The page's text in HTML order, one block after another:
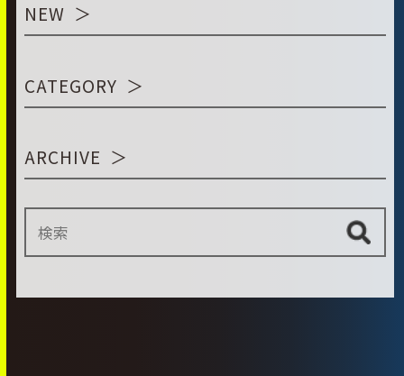
NEW
CATEGORY
ARCHIVE